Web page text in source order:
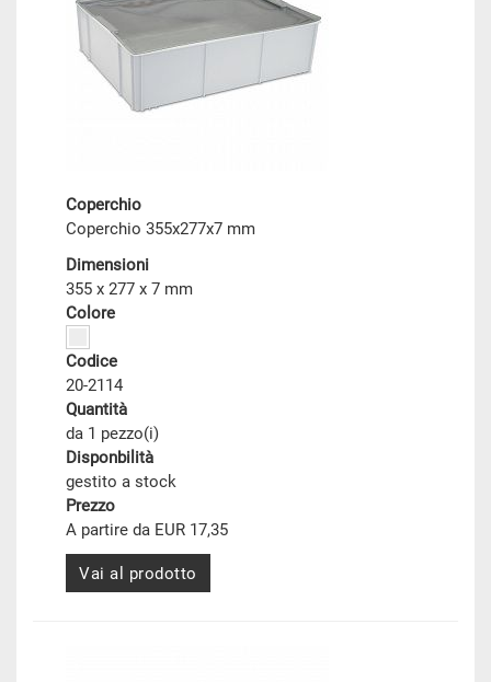
Coperchio
Coperchio 355x277x7 mm
Dimensioni
355 x 277 x 7 mm
Colore
Codice
20-2114
Quantità
da 1 pezzo(i)
Disponbilità
gestito a stock
Prezzo
A partire da EUR 17,35
Vai al prodotto